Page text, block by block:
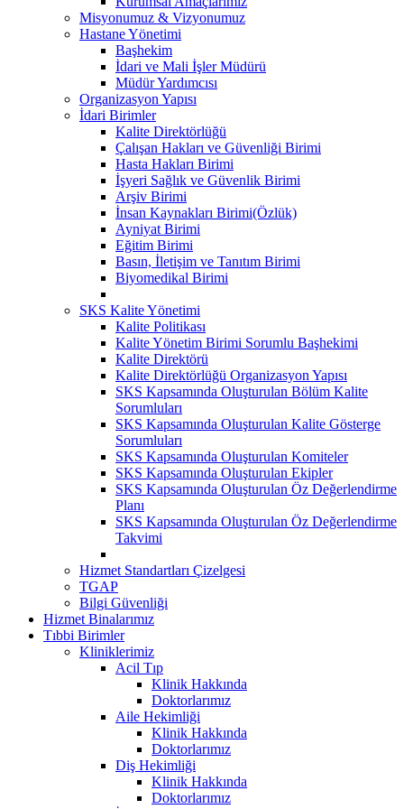
Misyonumuz & Vizyonumuz
Hastane Yönetimi
Başhekim
İdari ve Mali İşler Müdürü
Müdür Yardımcısı
Organizasyon Yapısı
İdari Birimler
Kalite Direktörlüğü
Çalışan Hakları ve Güvenliği Birimi
Hasta Hakları Birimi
İşyeri Sağlık ve Güvenlik Birimi
Arşiv Birimi
İnsan Kaynakları Birimi(Özlük)
Ayniyat Birimi
Eğitim Birimi
Basın, İletişim ve Tanıtım Birimi
Biyomedikal Birimi
SKS Kalite Yönetimi
Kalite Politikası
Kalite Yönetim Birimi Sorumlu Başhekimi
Kalite Direktörü
Kalite Direktörlüğü Organizasyon Yapısı
SKS Kapsamında Oluşturulan Bölüm Kalite
Sorumluları
SKS Kapsamında Oluşturulan Kalite Gösterge
Sorumluları
SKS Kapsamında Oluşturulan Komiteler
SKS Kapsamında Oluşturulan Ekipler
SKS Kapsamında Oluşturulan Öz Değerlendirme
Planı
SKS Kapsamında Oluşturulan Öz Değerlendirme
Takvimi
Hizmet Standartları Çizelgesi
TGAP
Bilgi Güvenliği
Hizmet Binalarımız
Tıbbi Birimler
Kliniklerimiz
Acil Tıp
Klinik Hakkında
Doktorlarımız
Aile Hekimliği
Klinik Hakkında
Doktorlarımız
Diş Hekimliği
Klinik Hakkında
Doktorlarımız